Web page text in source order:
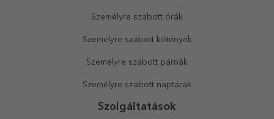
Személyre szabott órák
Személyre szabott kötények
Személyre szabott párnák
Személyre szabott naptárak
Szolgáltatások